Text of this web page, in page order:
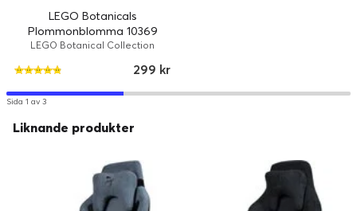
LEGO Botanicals
Plommonblomma 10369
LEGO Botanical Collection
299 kr
Sida 1 av 3
Liknande produkter